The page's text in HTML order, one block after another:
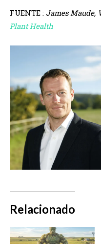
FUENTE : James Maude,
Plant Health
Relacionado